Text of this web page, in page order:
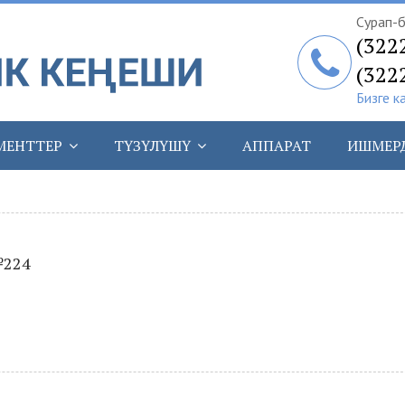
Сурап-
Бизге
ТҮЗҮЛҮШҮ АППАРАТ